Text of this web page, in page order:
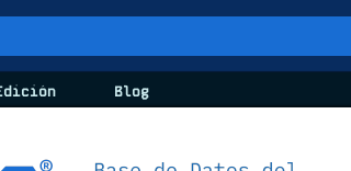
Blog